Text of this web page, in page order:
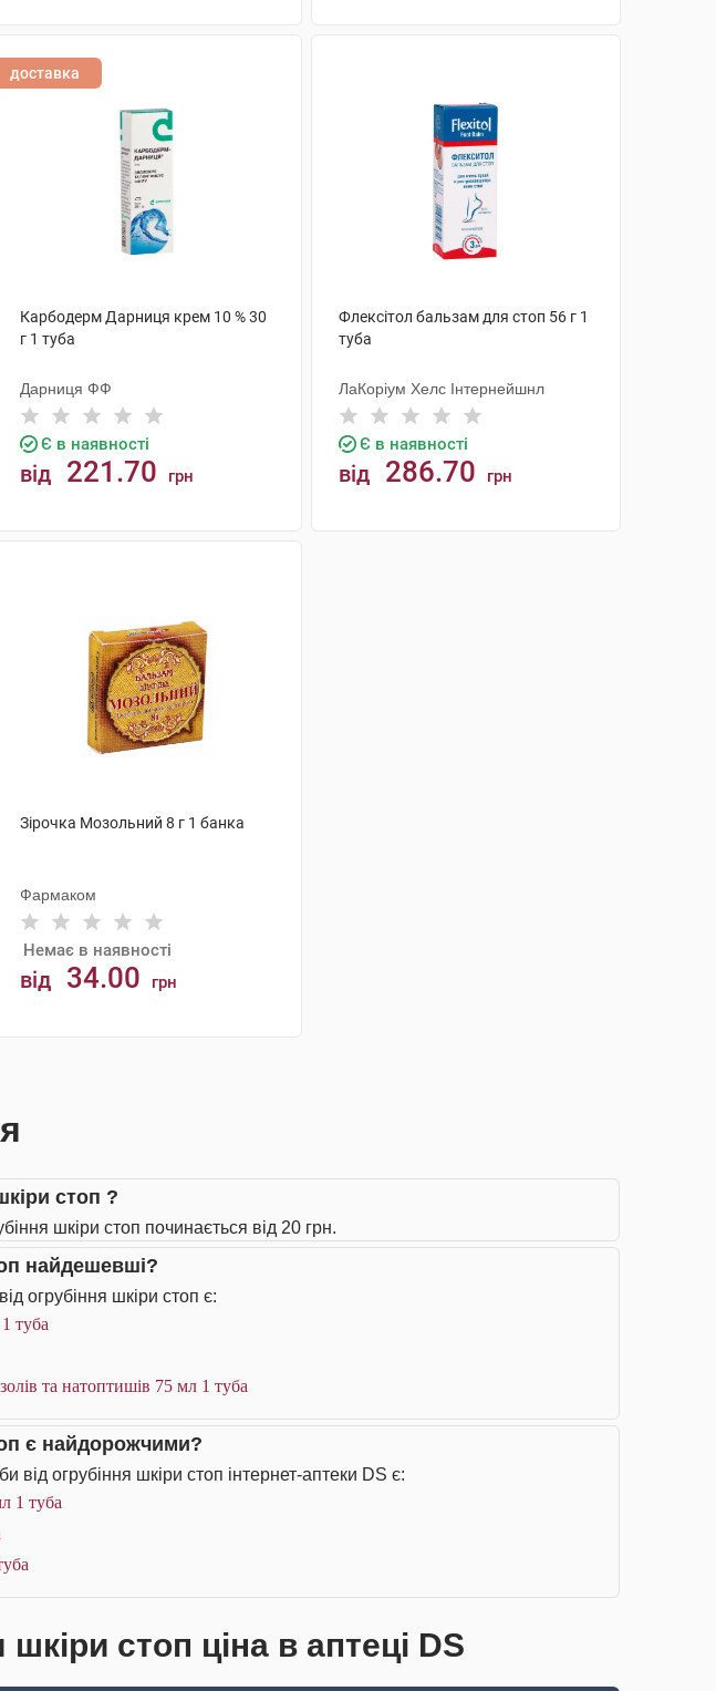
доставка
Карбодерм Дарниця крем 10 % 30
г 1 туба
Дарниця ФФ
Є в наявності
від 221.70 грн
Флексітол бальзам для стоп 56 г 1
туба
ЛаКоріум Хелс Інтернейшнл
Є в наявності
від 286.70 грн
Зірочка Мозольний 8 г 1 банка
Фармаком
Немає в наявності
від 34.00 грн
стоп ?
шкіри стоп починається від 20 грн.
найдешевші?
огрубіння шкіри стоп є:
туба
та натоптишів 75 мл 1 туба
є найдорожчими?
від огрубіння шкіри стоп інтернет-аптеки DS є:
1 туба
стоп ціна в аптеці DS